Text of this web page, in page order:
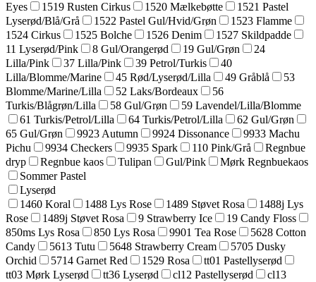
Eyes
1519 Rusten Cirkus 1520 Mælkebøtte
1521 Pastel
Lyserød/Blå/Grå
1522 Pastel Gul/Hvid/Grøn
1523 Flamme
1524 Cirkus
1525 Bolche 1526 Denim
1527 Skildpadde
11 Lyserød/Pink
8 Gul/Orangerød 19 Gul/Grøn
24
Lilla/Pink
37 Lilla/Pink 39 Petrol/Turkis
40
Lilla/Blomme/Marine
45 Rød/Lyserød/Lilla 49 Gråblå
53
Blomme/Marine/Lilla
52 Laks/Bordeaux
56
Turkis/Blågrøn/Lilla
58 Gul/Grøn
59 Lavendel/Lilla/Blomme
61 Turkis/Petrol/Lilla
64 Turkis/Petrol/Lilla
62 Gul/Grøn
65 Gul/Grøn
9923 Autumn 9924 Dissonance
9933 Machu
Pichu
9934 Checkers 9935 Spark 110 Pink/Grå
Regnbue
dryp
Regnbue kaos Tulipan Gul/Pink
Mørk Regnbuekaos
Sommer Pastel
Lyserød
1460 Koral
1488 Lys Rose 1489 Støvet Rosa
1488j Lys
Rose
1489j Støvet Rosa 9 Strawberry Ice
19 Candy Floss
850ms Lys Rosa
850 Lys Rosa 9901 Tea Rose
5628 Cotton
Candy
5613 Tutu 5648 Strawberry Cream
5705 Dusky
Orchid
5714 Garnet Red 1529 Rosa
tt01 Pastellyserød
tt03 Mørk Lyserød
tt36 Lyserød cl12 Pastellyserød
cl13